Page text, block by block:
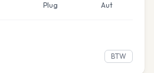
Plug Aut
BTW